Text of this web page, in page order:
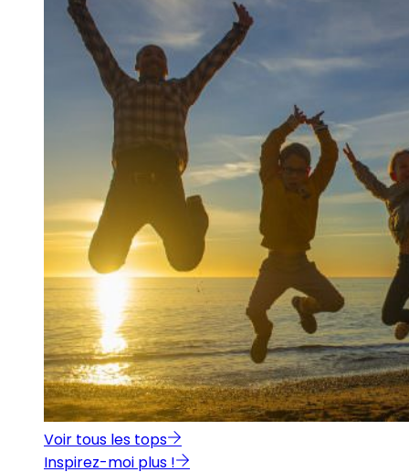
Voir tous les tops
Inspirez-moi plus !